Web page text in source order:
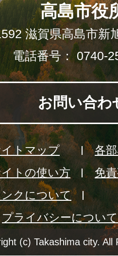
高島市役
滋賀県高島市新
電話番号： 0740-
お問い合わ
トマップ
各
トの使い方
免
クについて
プライバシーについて
(c) Takashima city. All